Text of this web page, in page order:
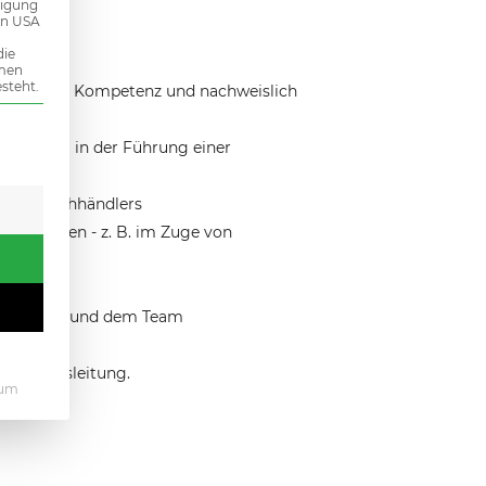
Kompetenz und nachweislich
in der Führung einer
Fachhändlers
- z. B. im Zuge von
und dem Team
Verkaufsleitung.
USA
werden kann. Die erste Service-Gruppe ist essenziell